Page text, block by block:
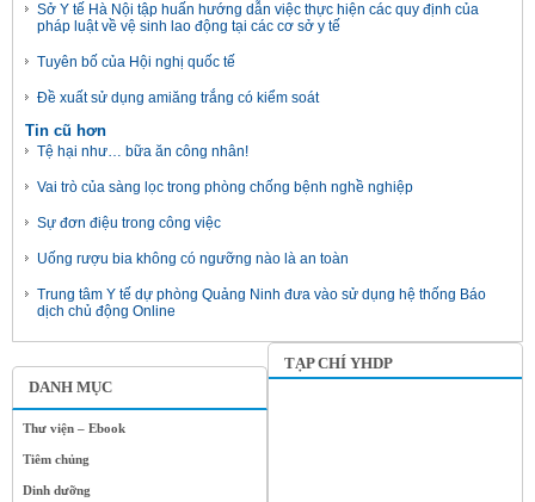
DANH MỤC
Thư viện – Ebook
Tiêm chủng
Dinh dưỡng
Sở Y tế Hà Nội tập huấn hướng dẫn việc thực hiện các quy định của
pháp luật về vệ sinh lao động tại các cơ sở y tế
Tuyên bố của Hội nghị quốc tế
Đề xuất sử dụng amiăng trắng có kiểm soát
Tin cũ hơn
Tệ hại như… bữa ăn công nhân!
Vai trò của sàng lọc trong phòng chống bệnh nghề nghiệp
Sự đơn điệu trong công việc
Uống rượu bia không có ngưỡng nào là an toàn
Trung tâm Y tế dự phòng Quảng Ninh đưa vào sử dụng hệ thống Báo
dịch chủ động Online
TẠP CHÍ YHDP